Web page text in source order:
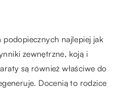
podopiecznych najlepiej jak
zewnętrzne, koją i
są również właściwe do
Docenią to rodzice